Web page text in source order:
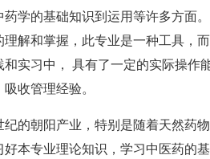
学的基础知识到运用等许多方面
解和掌握，此专业是一种工具，
实习中， 具有了一定的实际操作
收管理经验。
纪的朝阳产业，特别是随着天然药
本专业理论知识，学习中医药的